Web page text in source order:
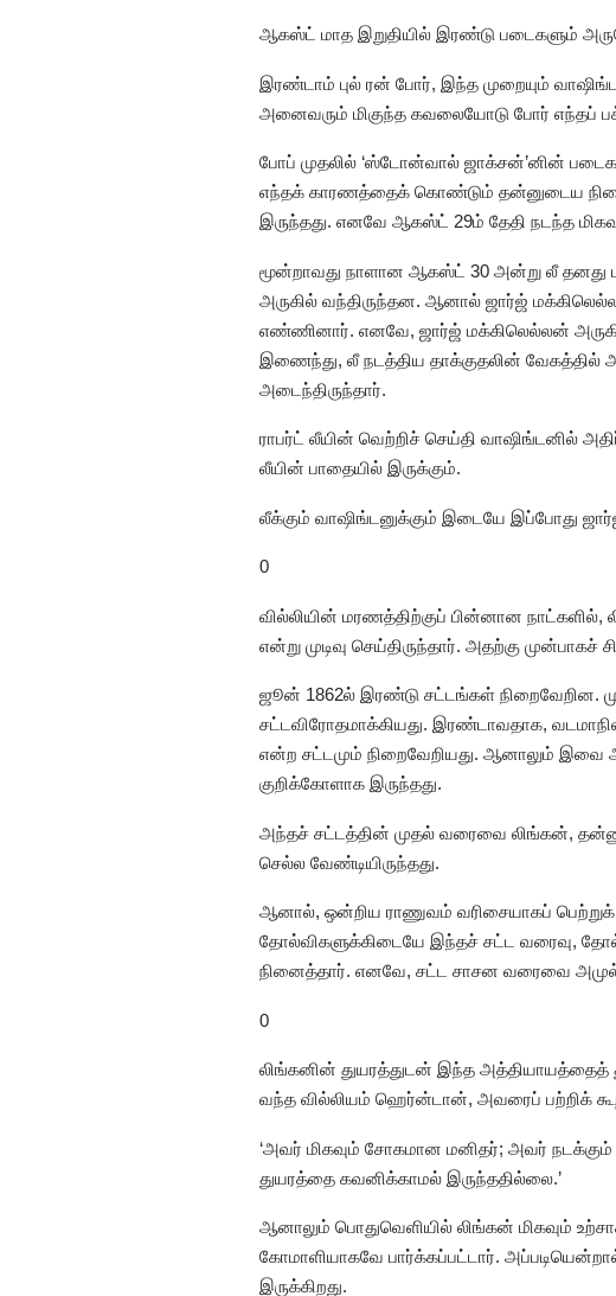
ஆகஸ்ட் மாத இறுதியில் இரண்டு படைகளும்
இரண்டாம் புல் ரன் போர், இந்த முறையும்
அனைவரும் மிகுந்த கவலையோடு போர் எந்தப்
போப் முதலில் ‘ஸ்டோன்வால் ஜாக்சன்’னின்
எந்தக் காரணத்தைக் கொண்டும் தன்னுடைய
இருந்தது. எனவே ஆகஸ்ட் 29ம் தேதி நடந்த
மூன்றாவது நாளான ஆகஸ்ட் 30 அன்று லீ தனது
அருகில் வந்திருந்தன. ஆனால் ஜார்ஜ்
எண்ணினார். எனவே, ஜார்ஜ் மக்கிலெல்லன்
இணைந்து, லீ நடத்திய தாக்குதலின் வேகத்தில்
அடைந்திருந்தார்.
ராபர்ட் லீயின் வெற்றிச் செய்தி வாஷிங்டனில்
லீயின் பாதையில் இருக்கும்.
லீக்கும் வாஷிங்டனுக்கும் இடையே இப்போது
0
வில்லியின் மரணத்திற்குப் பின்னான
என்று முடிவு செய்திருந்தார். அதற்கு
ஜூன் 1862ல் இரண்டு சட்டங்கள் நிறைவேறின.
சட்டவிரோதமாக்கியது. இரண்டாவதாக,
என்ற சட்டமும் நிறைவேறியது. ஆனாலும் இவை
குறிக்கோளாக இருந்தது.
அந்தச் சட்டத்தின் முதல் வரைவை லிங்கன்,
செல்ல வேண்டியிருந்தது.
ஆனால், ஒன்றிய ராணுவம் வரிசையாகப் பெற்றுக்
தோல்விகளுக்கிடையே இந்தச் சட்ட வரைவு,
நினைத்தார். எனவே, சட்ட சாசன வரைவை
0
லிங்கனின் துயரத்துடன் இந்த அத்தியாயத்தைத்
வந்த வில்லியம் ஹெர்ன்டான், அவரைப் பற்றிக்
‘அவர் மிகவும் சோகமான மனிதர்; அவர்
துயரத்தை கவனிக்காமல் இருந்ததில்லை.’
ஆனாலும் பொதுவெளியில் லிங்கன் மிகவும்
கோமாளியாகவே பார்க்கப்பட்டார்.
இருக்கிறது.